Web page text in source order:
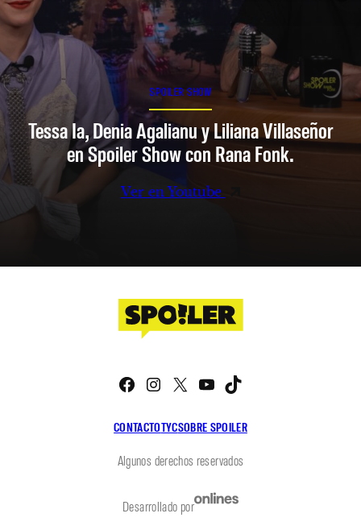
SPOILER SHOW
Tessa Ia, Denia Agalianu y Liliana Villaseñor
en Spoiler Show con Rana Fonk.
Ver en Youtube
CONTACTOTYCSOBRE SPOILER
Facebook
Instagram
X YouTube
Algunos derechos reservados
Desarrollado por